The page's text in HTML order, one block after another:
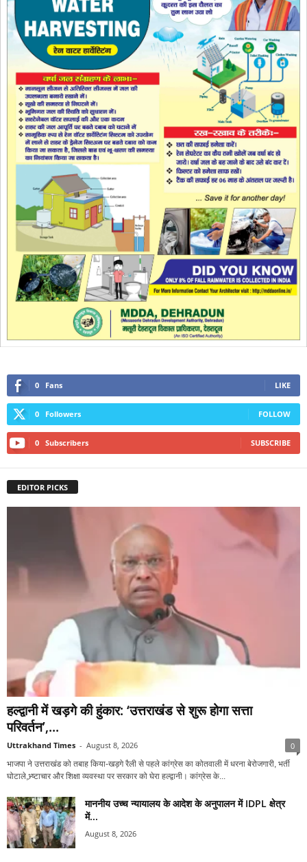
0 Fans LIKE
0 Followers FOLLOW
0 Subscribers SUBSCRIBE
EDITOR PICKS
हल्द्वानी में खड़गे की हुंकार: ‘उत्तराखंड से शुरू होगा सत्ता
परिवर्तन’,...
Uttrakhand Times - August 8, 2026 0
भाजपा ने उत्तराखंड को तबाह किया-खड़गे रैली से पहले कांग्रेस का कोतवाली में धरना बेरोजगारी, भर्ती
घोटाले,भ्र्ष्टाचार और शिक्षा व्यवस्था पर सरकार को घेरा हल्द्वानी। कांग्रेस के...
माननीय उच्च न्यायालय के आदेश के अनुपालन में IDPL क्षेत्र
में...
August 8, 2026